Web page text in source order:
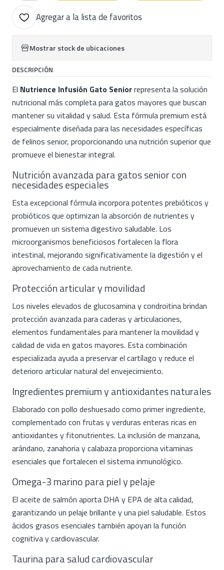
Agregar a la lista de favoritos
Mostrar stock de ubicaciones
DESCRIPCIÓN
El Nutrience Infusión Gato Seniorrepresenta la solución
nutricional más completa para gatos mayores que buscan
mantener su vitalidad y salud. Esta fórmula premium está
especialmente diseñada para las necesidades específicas
de felinos senior, proporcionando una nutrición superior que
promueve el bienestar integral.
Nutrición avanzada para gatos senior con
necesidades especiales
Esta excepcional fórmula incorpora potentes prebióticos y
probióticos que optimizan la absorción de nutrientes y
promueven un sistema digestivo saludable. Los
microorganismos beneficiosos fortalecen la flora
intestinal, mejorando significativamente la digestión y el
aprovechamiento de cada nutriente.
Protección articular y movilidad
Los niveles elevados de glucosamina y condroitina brindan
protección avanzada para caderas y articulaciones,
elementos fundamentales para mantener la movilidad y
calidad de vida en gatos mayores. Esta combinación
especializada ayuda a preservar el cartílago y reduce el
deterioro articular natural del envejecimiento.
Ingredientes premium y antioxidantes naturales
Elaborado con pollo deshuesado como primer ingrediente,
complementado con frutas y verduras enteras ricas en
antioxidantes y fitonutrientes. La inclusión de manzana,
arándano, zanahoria y calabaza proporciona vitaminas
esenciales que fortalecen el sistema inmunológico.
Omega-3 marino para piel y pelaje
El aceite de salmón aporta DHA y EPA de alta calidad,
garantizando un pelaje brillante y una piel saludable. Estos
ácidos grasos esenciales también apoyan la función
cognitiva y cardiovascular.
Taurina para salud cardiovascular